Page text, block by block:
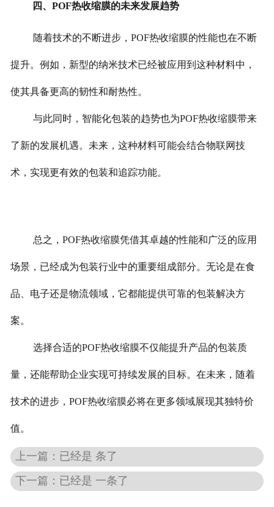
四、POF热收缩膜的未来发展趋势
随着技术的不断进步，POF热收缩膜的性能也在不断
提升。例如，新型的纳米技术已经被应用到这种材料中，
使其具备更高的韧性和耐热性。
与此同时，智能化包装的趋势也为POF热收缩膜带来
了新的发展机遇。未来，这种材料可能会结合物联网技
术，实现更有效的包装和追踪功能。
总之，POF热收缩膜凭借其卓越的性能和广泛的应用
场景，已经成为包装行业中的重要组成部分。无论是在食
品、电子还是物流领域，它都能提供可靠的包装解决方
案。
选择合适的POF热收缩膜不仅能提升产品的包装质
量，还能帮助企业实现可持续发展的目标。在未来，随着
技术的进步，POF热收缩膜必将在更多领域展现其独特价
值。
上一篇：已经是 条了
下一篇：已经是 一条了